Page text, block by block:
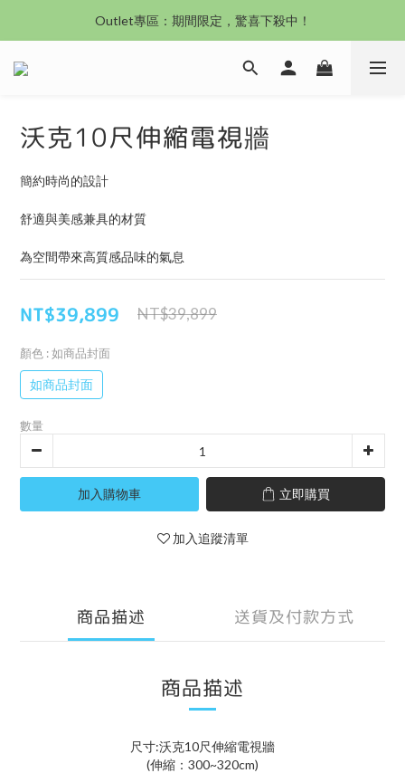
沙發新登場｜想躺就躺，頭等艙到商務艙一次擁有
Outlet專區：期間限定，驚喜下殺中！
沙發新登場｜想躺就躺，頭等艙到商務艙一次擁有
沃克10尺伸縮電視牆
簡約時尚的設計
舒適與美感兼具的材質
為空間帶來高質感品味的氣息
NT$39,899 NT$39,899
顏色 : 如商品封面
如商品封面
數量
加入購物車 立即購買
加入追蹤清單
商品描述 送貨及付款方式
商品描述
尺寸:沃克10尺伸縮電視牆
(伸縮：300~320cm)